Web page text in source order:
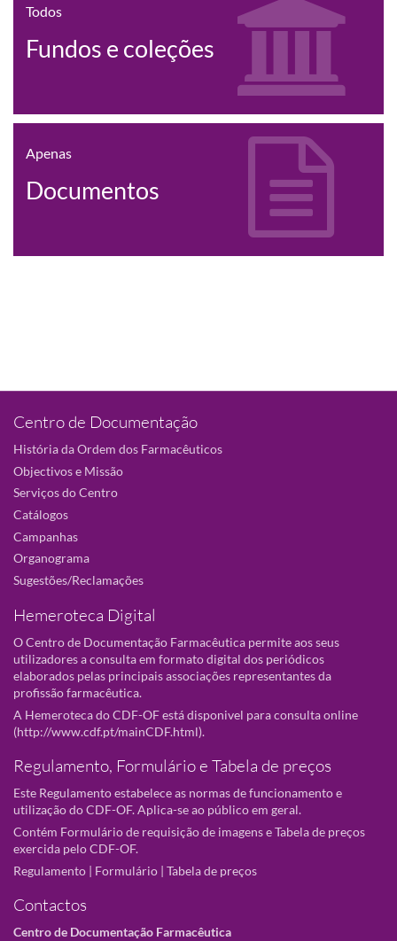
Todos
Fundos e coleções
Apenas
Documentos
Centro de Documentação
História da Ordem dos Farmacêuticos
Objectivos e Missão
Serviços do Centro
Catálogos
Campanhas
Organograma
Sugestões/Reclamações
Hemeroteca Digital
O Centro de Documentação Farmacêutica permite aos seus
utilizadores a consulta em formato digital dos periódicos
elaborados pelas principais associações representantes da
profissão farmacêutica.
A Hemeroteca do CDF-OF está disponivel para consulta online
(http://www.cdf.pt/mainCDF.html).
Regulamento, Formulário e Tabela de preços
Este Regulamento estabelece as normas de funcionamento e
utilização do CDF-OF. Aplica-se ao público em geral.
Contém Formulário de requisição de imagens e Tabela de preços
exercida pelo CDF-OF.
Regulamento | Formulário | Tabela de preços
Contactos
Centro de Documentação Farmacêutica